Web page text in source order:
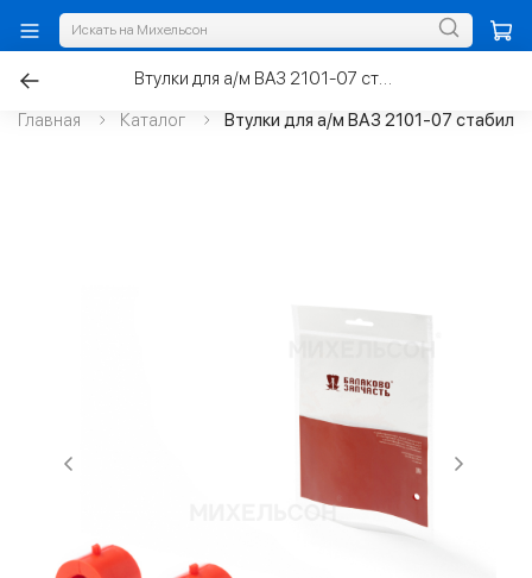
Главная Каталог Втулки для а/м ВАЗ 2101-07
Втулки для а/м ВАЗ 2101-07 стабилизатора, полиуретан к-т.4шт